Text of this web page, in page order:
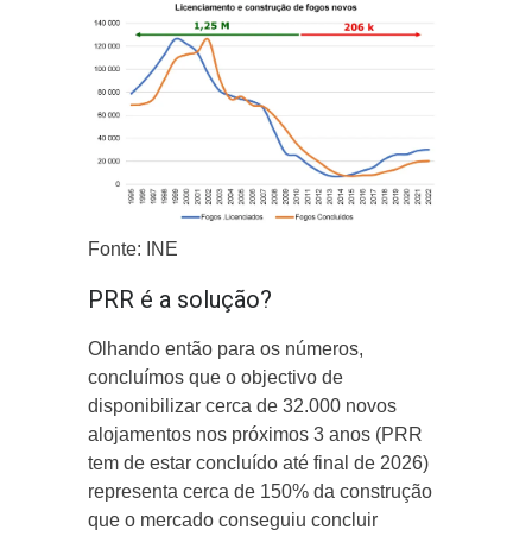
Fonte: INE
PRR é a solução?
Olhando então para os números,
concluímos que o objectivo de
disponibilizar cerca de 32.000 novos
alojamentos nos próximos 3 anos (PRR
tem de estar concluído até final de 2026)
representa cerca de 150% da construção
que o mercado conseguiu concluir